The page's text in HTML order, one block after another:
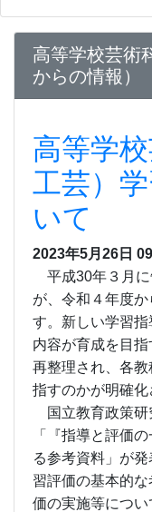
高等学校芸術
からの情報）
高等学
工芸）
いて
2023年5月26日
平成30年３月に
が、令和４年度
す。新しい学習
内容が育成を目
再整理され、各
指すのかが明確化
国立教育政策研
「『指導と評価
る参考資料」が
習評価の基本的
価の実施等につ